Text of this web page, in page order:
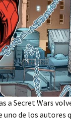
a Secret Wars
de los autores